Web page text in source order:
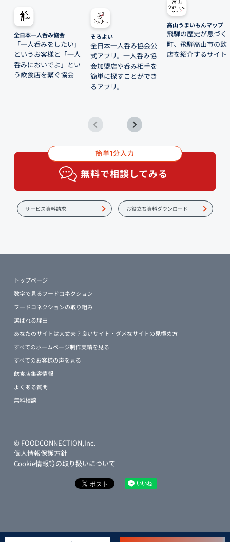
全日本一人呑み協会
「一人呑みをしたい」
というお客様と「一人
呑みにおいでよ」とい
う飲食店を繋ぐ協会
そろよい
全日本一人呑み協会公
式アプリ。一人呑み協
会加盟店や呑み相手を
簡単に探すことができ
るアプリ。
高山うまいもんマップ
飛騨の歴史が息づく
町、飛騨高山市の飲
店を紹介するサイト
簡単1分入力
無料で相談してみる
サービス資料請求 お役立ち資料ダウンロード
トップページ
数字で見るフードコネクション
フードコネクションの取り組み
選ばれる理由
あなたのサイトは大丈夫？良いサイト・ダメなサイトの見極め方
すべてのホームページ制作実績を見る
すべてのお客様の声を見る
飲食店集客情報
よくある質問
無料相談
© FOODCONNECTION,Inc.
個人情報保護方針
Cookie情報等の取り扱いについて